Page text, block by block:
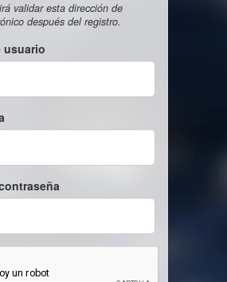
validar esta dirección de
después del registro.
usuario